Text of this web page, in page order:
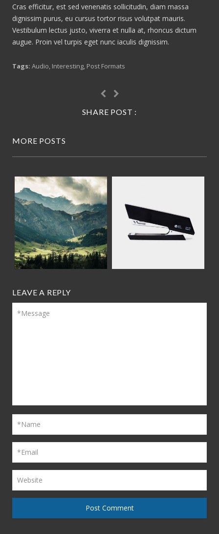
Cras efficitur, est sed venenatis sollicitudin, diam massa
dignissim purus, eu cursus tortor risus volutpat mauris.
Vestibulum lectus justo, viverra et nulla at, rhoncus dictum
augue. Proin vel turpis eget nunc iaculis dignissim.
Tags:Audio, Interesting, Post Formats
SHARE POST :
MORE POSTS
LEAVE A REPLY